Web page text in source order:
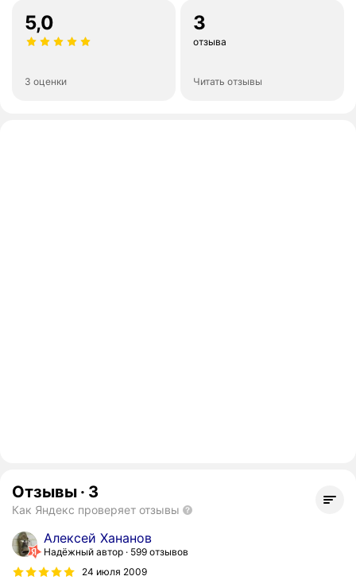
5,0
3 оценки
3
отзыва
Читать отзывы
Отзывы · 3
Как Яндекс проверяет отзывы
Алексей Хананов
Надёжный автор
599 отзывов
24 июля 2009